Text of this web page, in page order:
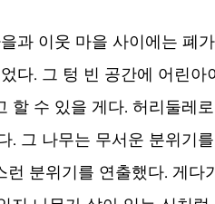
과 이웃 마을 사이에는 폐
다. 그 텅 빈 공간에 어린
할 수 있을 게다. 허리둘레
. 그 나무는 무서운 분위기
런 분위기를 연출했다. 게